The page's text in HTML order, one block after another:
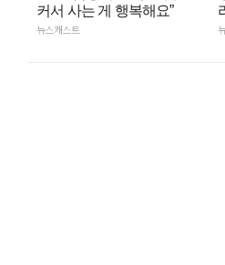
커서 사는 게 행복해요”
뉴스캐스트